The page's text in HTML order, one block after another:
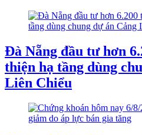
Đà Nẵng đầu tư hơn
thiện hạ tầng dùng
Liên Chiểu